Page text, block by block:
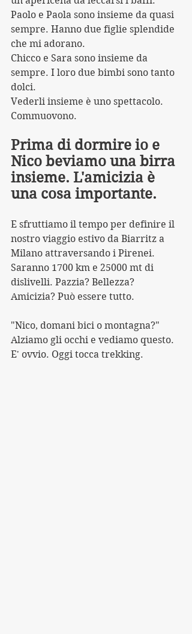
Paolo e Paola sono insieme da quasi
sempre. Hanno due figlie splendide
che mi adorano.
Chicco e Sara sono insieme da
sempre. I loro due bimbi sono tanto
dolci.
Vederli insieme è uno spettacolo.
Commuovono.
Prima di dormire io e
Nico beviamo una birra
insieme. L'amicizia è
una cosa importante.
E sfruttiamo il tempo per definire il
nostro viaggio estivo da Biarritz a
Milano attraversando i Pirenei.
Saranno 1700 km e 25000 mt di
dislivelli. Pazzia? Bellezza?
Amicizia? Può essere tutto.
"Nico, domani bici o montagna?"
Alziamo gli occhi e vediamo questo.
E' ovvio. Oggi tocca trekking.